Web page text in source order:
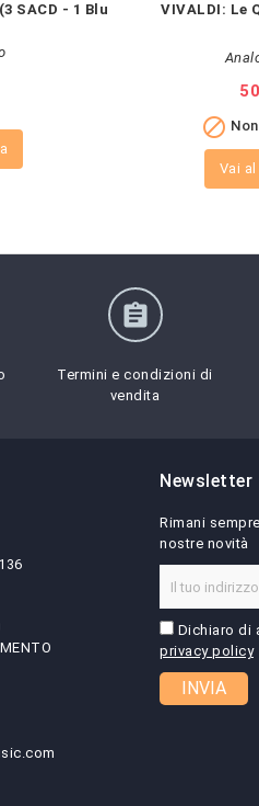
SACD - 1 Blu
VIVALDI: Le

Vai
assignment
Termini e condizioni di
vendita
Newsletter
Rimani
nostre novità
Dichiaro di
privacy policy
INVIA